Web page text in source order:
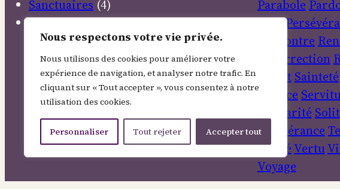
Nous respectons votre vie privée.
Nous utilisons des cookies pour améliorer votre
expérience de navigation, et analyser notre trafic. En
cliquant sur « Tout accepter », vous consentez à notre
utilisation des cookies.
Personnaliser Tout rejeter Accepter tout
Sanctuaires (4)
Textes sacrés(30)
Parabole
Père
Rencontre
Résurrection
Esprit Sainteté
Service
Solidarité
Tempérance
VéritéVertu
Voyage